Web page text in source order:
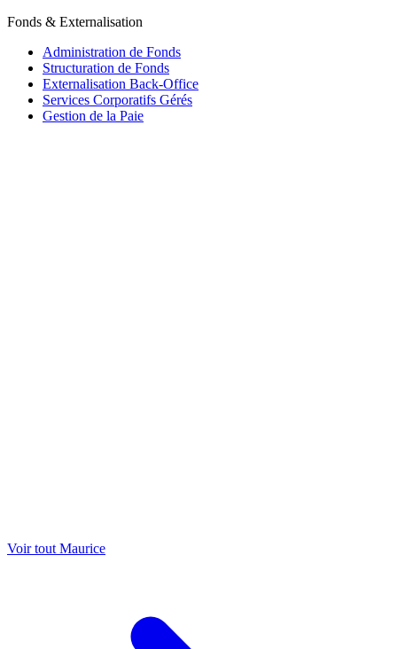
Fonds & Externalisation
Administration de Fonds
Structuration de Fonds
Externalisation Back-Office
Services Corporatifs Gérés
Gestion de la Paie
Voir tout Maurice